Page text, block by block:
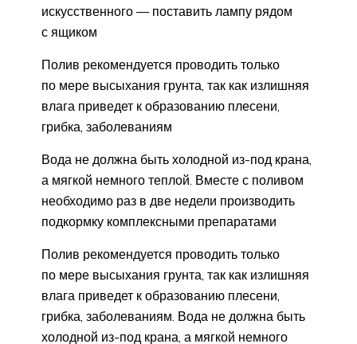
искусственного — поставить лампу рядом
с ящиком
Полив рекомендуется проводить только
по мере высыхания грунта, так как излишняя
влага приведет к образованию плесени,
грибка, заболеваниям
Вода не должна быть холодной из-под крана,
а мягкой немного теплой. Вместе с поливом
необходимо раз в две недели производить
подкормку комплексными препаратами
Полив рекомендуется проводить только
по мере высыхания грунта, так как излишняя
влага приведет к образованию плесени,
грибка, заболеваниям. Вода не должна быть
холодной из-под крана, а мягкой немного